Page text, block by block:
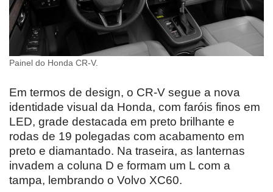
Painel do Honda CR-V.
Em termos de design, o CR-V segue a nova
identidade visual da Honda, com faróis finos em
LED, grade destacada em preto brilhante e
rodas de 19 polegadas com acabamento em
preto e diamantado. Na traseira, as lanternas
invadem a coluna D e formam um L com a
tampa, lembrando o Volvo XC60.